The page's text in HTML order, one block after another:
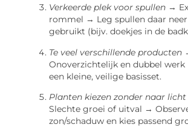
Verkeerde plek voor spullen →
rommel → Leg spullen daar neer
gebruikt (bijv. doekjes in de
Te veel verschillende producten
Onoverzichtelijk en dubbel
een kleine, veilige basisset.
Planten kiezen zonder naar
Slechte groei of uitval →
zon/schaduw en kies passend